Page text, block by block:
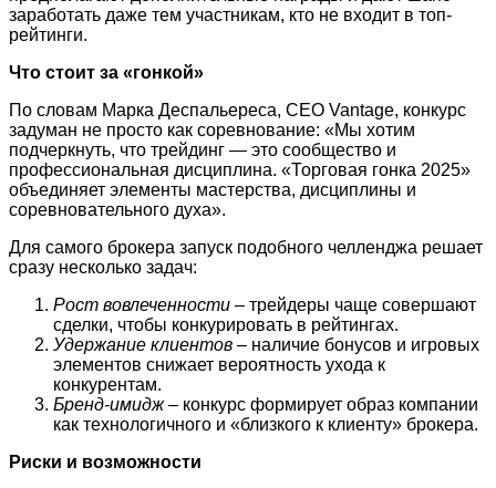
заработать даже тем участникам, кто не входит в топ-
рейтинги.
Что стоит за «гонкой»
По словам Марка Деспальереса, CEO Vantage, конкурс
задуман не просто как соревнование: «Мы хотим
подчеркнуть, что трейдинг — это сообщество и
профессиональная дисциплина. «Торговая гонка 2025»
объединяет элементы мастерства, дисциплины и
соревновательного духа».
Для самого брокера запуск подобного челленджа решает
сразу несколько задач:
Рост вовлеченности – трейдеры чаще совершают
сделки, чтобы конкурировать в рейтингах.
Удержание клиентов – наличие бонусов и игровых
элементов снижает вероятность ухода к
конкурентам.
Бренд-имидж– конкурс формирует образ компании
как технологичного и «близкого к клиенту» брокера.
Риски и возможности